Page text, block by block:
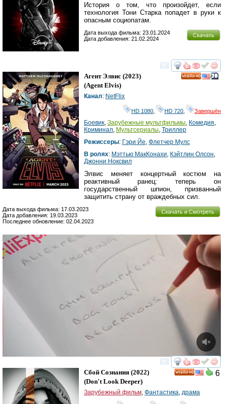
История о том, что произойдет, если
технология Тони Старка попадет в руки к
опасным социопатам.
Скачать
Дата выхода фильма: 23.01.2024
Дата добавления: 21.02.2024
смотреть
Агент Элвис (2023)
(Agent Elvis)
Канал: NetFlix
HD 1080 HD 720 Завершён
Боевик, Зарубежные мультфильмы, Комедия,
Криминал, Мультсериалы, Триллер
Режиссеры: Гэри Йе, Флетчер Мулс
В ролях: Мэттью МакКонахи, Кэйтлин Олсон,
Джонни Ноксвил
Элвис меняет концертный костюм на
реактивный ранец: теперь он
государственный шпион, призванный
защитить страну от враждебных сил.
Скачать и Смотреть
Дата выхода фильма: 17.03.2023
Дата добавления: 19.03.2023
Последнее обновление: 02.04.2023
смотреть
6
Сбой Сознания (2022)
(Don't Look Deeper)
Зарубежный фильм Фантастика драма